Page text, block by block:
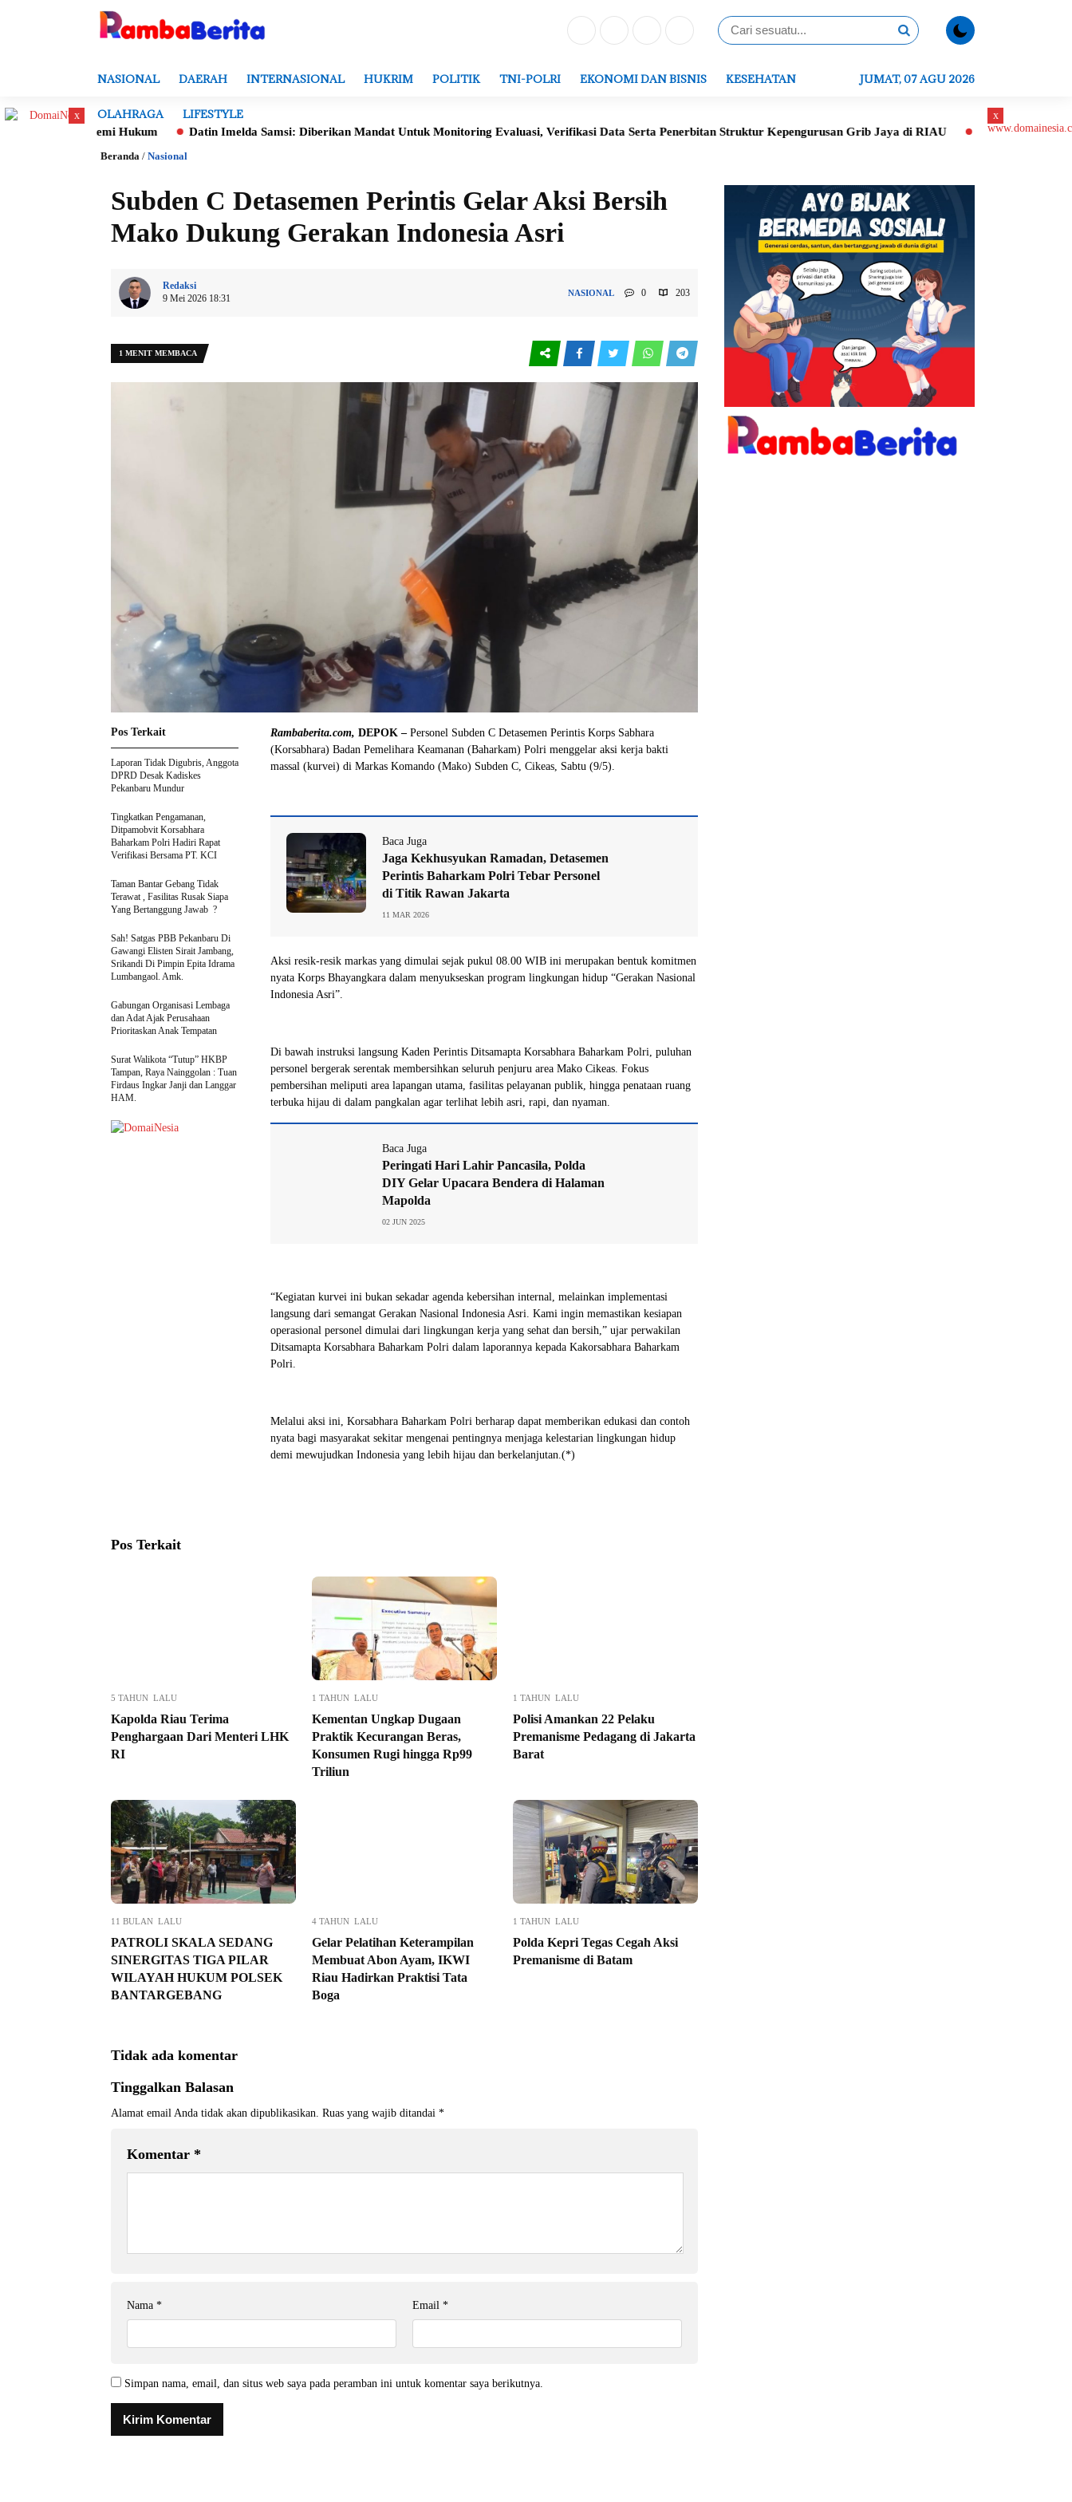
NASIONAL DAERAH INTERNASIONAL HUKRIM POLITIK TNI-POLRI EKONOMI DAN BISNIS KESEHATAN
OLAHRAGA LIFESTYLE
JUMAT, 07 AGU 2026
Datin Imelda Samsi: Diberikan Mandat Untuk Monitoring Evaluasi, Verifikasi Data Serta Penerbitan Struktur Kepengurusan Grib Jaya di RIAU Peletakan Batu Pertama
Beranda / Nasional
Subden C Detasemen Perintis Gelar Aksi Bersih
Mako Dukung Gerakan Indonesia Asri
Redaksi
9 Mei 2026 18:31
NASIONAL 0 203
1 MENIT MEMBACA
Rambaberita.com, DEPOK – Personel Subden C Detasemen Perintis Korps Sabhara
(Korsabhara) Badan Pemelihara Keamanan (Baharkam) Polri menggelar aksi kerja bakti
massal (kurvei) di Markas Komando (Mako) Subden C, Cikeas, Sabtu (9/5).
Baca Juga
Jaga Kekhusyukan Ramadan, Detasemen
Perintis Baharkam Polri Tebar Personel
di Titik Rawan Jakarta
11 MAR 2026
Aksi resik-resik markas yang dimulai sejak pukul 08.00 WIB ini merupakan bentuk komitmen
nyata Korps Bhayangkara dalam menyukseskan program lingkungan hidup “Gerakan Nasional
Indonesia Asri”.
Di bawah instruksi langsung Kaden Perintis Ditsamapta Korsabhara Baharkam Polri, puluhan
personel bergerak serentak membersihkan seluruh penjuru area Mako Cikeas. Fokus
pembersihan meliputi area lapangan utama, fasilitas pelayanan publik, hingga penataan ruang
terbuka hijau di dalam pangkalan agar terlihat lebih asri, rapi, dan nyaman.
Baca Juga
Peringati Hari Lahir Pancasila, Polda
DIY Gelar Upacara Bendera di Halaman
Mapolda
02 JUN 2025
“Kegiatan kurvei ini bukan sekadar agenda kebersihan internal, melainkan implementasi
langsung dari semangat Gerakan Nasional Indonesia Asri. Kami ingin memastikan kesiapan
operasional personel dimulai dari lingkungan kerja yang sehat dan bersih,” ujar perwakilan
Ditsamapta Korsabhara Baharkam Polri dalam laporannya kepada Kakorsabhara Baharkam
Polri.
Melalui aksi ini, Korsabhara Baharkam Polri berharap dapat memberikan edukasi dan contoh
nyata bagi masyarakat sekitar mengenai pentingnya menjaga kelestarian lingkungan hidup
demi mewujudkan Indonesia yang lebih hijau dan berkelanjutan.(*)
Pos Terkait
Laporan Tidak Digubris, Anggota
DPRD Desak Kadiskes
Pekanbaru Mundur
Tingkatkan Pengamanan,
Ditpamobvit Korsabhara
Baharkam Polri Hadiri Rapat
Verifikasi Bersama PT. KCI
Taman Bantar Gebang Tidak
Terawat , Fasilitas Rusak Siapa
Yang Bertanggung Jawab ?
Sah! Satgas PBB Pekanbaru Di
Gawangi Elisten Sirait Jambang,
Srikandi Di Pimpin Epita Idrama
Lumbangaol. Amk.
Gabungan Organisasi Lembaga
dan Adat Ajak Perusahaan
Prioritaskan Anak Tempatan
Surat Walikota “Tutup” HKBP
Tampan, Raya Nainggolan : Tuan
Firdaus Ingkar Janji dan Langgar
HAM.
Pos Terkait
5 TAHUN LALU
Kapolda Riau Terima
Penghargaan Dari Menteri LHK
RI
1 TAHUN LALU
Kementan Ungkap Dugaan
Praktik Kecurangan Beras,
Konsumen Rugi hingga Rp99
Triliun
1 TAHUN LALU
Polisi Amankan 22 Pelaku
Premanisme Pedagang di Jakarta
Barat
11 BULAN LALU
PATROLI SKALA SEDANG
SINERGITAS TIGA PILAR
WILAYAH HUKUM POLSEK
BANTARGEBANG
4 TAHUN LALU
Gelar Pelatihan Keterampilan
Membuat Abon Ayam, IKWI
Riau Hadirkan Praktisi Tata
Boga
1 TAHUN LALU
Polda Kepri Tegas Cegah Aksi
Premanisme di Batam
Tidak ada komentar
Tinggalkan Balasan
Alamat email Anda tidak akan dipublikasikan. Ruas yang wajib ditandai *
Komentar *
Nama * Email *
Simpan nama, email, dan situs web saya pada peramban ini untuk komentar saya berikutnya.
x x